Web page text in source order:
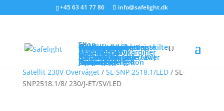
+45 63 41 77 86 info@safelight.dk
Shop
Sikkerhedsbelysning
Flugtvejsaramtur
Panikarmaturer
Centralanlæg
Dynamic Escape Route
EX armaturer
Tilbehør
Brandsikre kabler
Selvlysende flugtvejsskilte
Varsling
Talevarsling
Tonevarsling
Varslingstryk
Røg- og brandgardiner
Aktiveringstryk
Batterier
Blybatterier
NiCd / NiMh
Brandventilation (ABV)
Kompaktcentraler
Modulopbyggede tavler
Aktuatorer
Aktiveringstryk
Frostrumsanlæg
Komfortventilation
Service
Løsninger
Rådgivning
Om os
Medarbejdere
Job ved Safelight
Nyheder
Support
Sikkerhedsbelysning/Flugtvejsarmaturer
Satellit 230V Overvåget/SL-SNP 2518.1/LED/ SL-
SNP2518.1/8/ 230/J-ET/SV/LED